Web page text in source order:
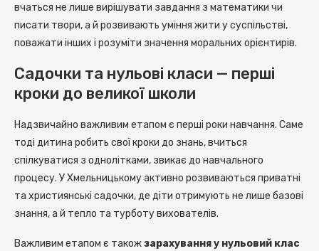
вчаться не лише вирішувати завдання з математики чи
писати твори, а й розвивають уміння жити у суспільстві,
поважати інших і розуміти значення моральних орієнтирів.
Садочки та нульові класи — перші
кроки до великої школи
Надзвичайно важливим етапом є перші роки навчання. Саме
тоді дитина робить свої кроки до знань, вчиться
спілкуватися з однолітками, звикає до навчального
процесу. У Хмельницькому активно розвиваються приватні
та християнські садочки, де діти отримують не лише базові
знання, а й тепло та турботу вихователів.
Важливим етапом є такожзарахування у нульовий клас